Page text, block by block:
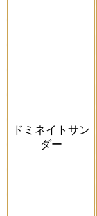
ドミネイトサン
ダー